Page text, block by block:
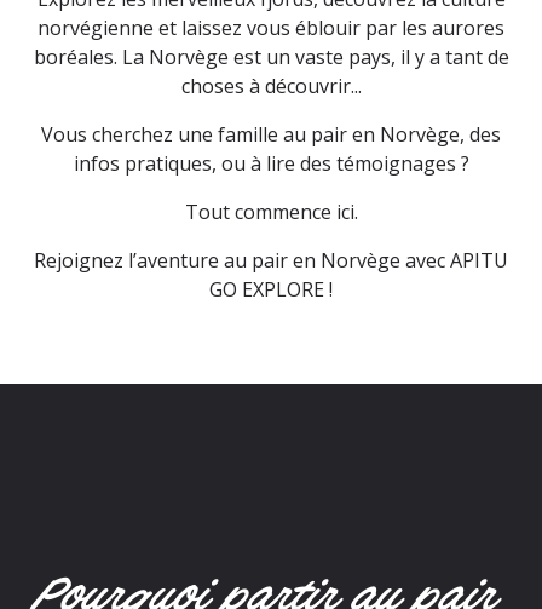
norvégienne et laissez vous éblouir par les aurores
boréales. La Norvège est un vaste pays, il y a tant de
choses à découvrir...
Vous cherchez une famille au pair en Norvège, des
infos pratiques, ou à lire des témoignages ?
Tout commence ici.
Rejoignez l’aventure au pair en Norvège avec APITU
GO EXPLORE !
Pourquoi partir au pair